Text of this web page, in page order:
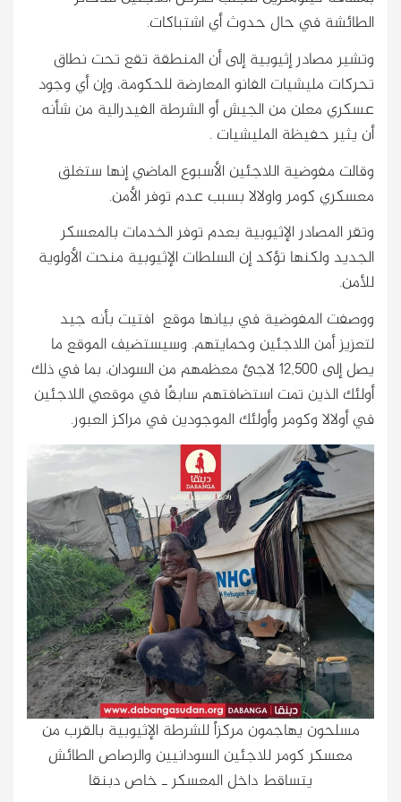
الطائشة في حال حدوث أي اشتباكات.
وتشير مصادر إثيوبية إلى أن المنطقة تقع تحت نطاق
تحركات مليشيات الفانو المعارضة للحكومة، وإن أي وجود
عسكري معلن من الجيش أو الشرطة الفيدرالية من شأنه
أن يثير حفيظة المليشيات .
وقالت مفوضية اللاجئين الأسبوع الماضي إنها ستغلق
معسكري كومر واولالا بسبب عدم توفر الأمن.
وتقر المصادر الإثيوبية بعدم توفر الخدمات بالمعسكر
الجديد ولكنها تؤكد إن السلطات الإثيوبية منحت الأولوية
للأمن.
ووصفت المفوضية في بيانها موقع افتيت بأنه جيد
لتعزيز أمن اللاجئين وحمايتهم. وسيستضيف الموقع ما
يصل إلى 12,500 لاجئ معظمهم من السودان، بما في ذلك
أولئك الذين تمت استضافتهم سابقًا في موقعي اللاجئين
في أولالا وكومر وأولئك الموجودين في مراكز العبور.
مسلحون يهاجمون مركزاً للشرطة الإثيوبية بالقرب من
معسكر كومر للاجئين السودانيين والرصاص الطائش
يتساقط داخل المعسكر ـ خاص دبنقا